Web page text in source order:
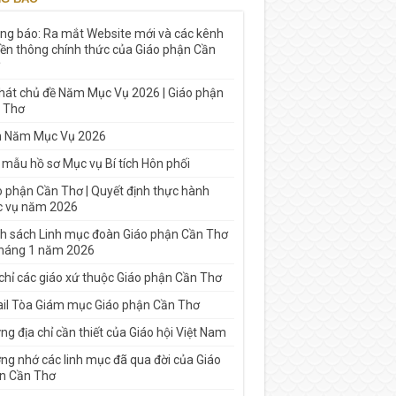
báo: Ra mắt Website mới và các kênh
thông chính thức của Giáo phận Cần
chủ đề Năm Mục Vụ 2026 | Giáo phận
Thơ
Năm Mục Vụ 2026
hồ sơ Mục vụ Bí tích Hôn phối
phận Cần Thơ | Quyết định thực hành
vụ năm 2026
sách Linh mục đoàn Giáo phận Cần Thơ
1 năm 2026
các giáo xứ thuộc Giáo phận Cần Thơ
Tòa Giám mục Giáo phận Cần Thơ
địa chỉ cần thiết của Giáo hội Việt Nam
nhớ các linh mục đã qua đời của Giáo
Cần Thơ